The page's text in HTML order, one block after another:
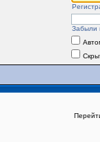
Забыли